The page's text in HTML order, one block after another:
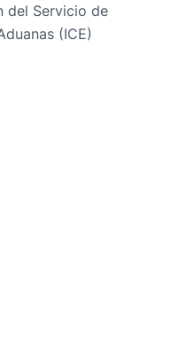
del Servicio de
(ICE)